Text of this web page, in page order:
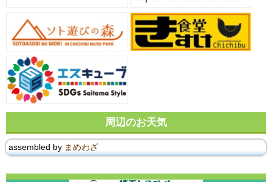
周辺のお天気
assembled by まめわざ